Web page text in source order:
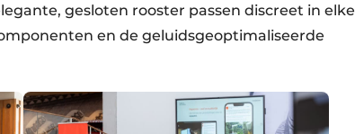
gesloten rooster passen discreet in elke
en de geluidsgeoptimaliseerde